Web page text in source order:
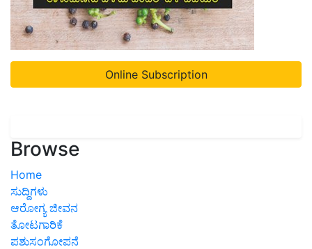
Online Subscription
Browse
Home
ಸುದ್ದಿಗಳು
ಆರೋಗ್ಯ ಜೀವನ
ತೋಟಗಾರಿಕೆ
ಪಶುಸಂಗೋಪನೆ